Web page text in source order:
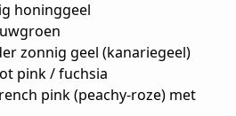
honinggeel
zonnig geel (kanariegeel)
pink / fuchsia
pink (peachy-roze) met